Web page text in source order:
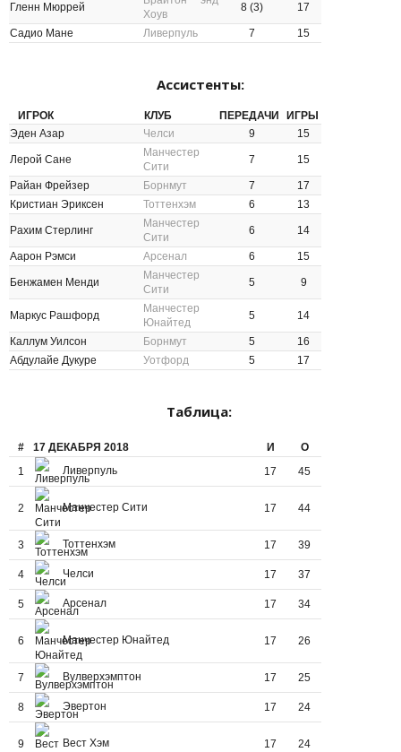
Гленн Мюррей
Хоув
8 (3) 17
Садио Мане Ливерпуль 7 15
Ассистенты:
ИГРОК КЛУБ ПЕРЕДАЧИ
ИГРЫ
Эден Азар
Челси 9 15
Лерой Сане
Манчестер
Сити
7 15
Райан Фрейзер Борнмут 7
17
Кристиан Эриксен
Тоттенхэм 6 13
Рахим Стерлинг
Манчестер
Сити
6 14
Аарон Рэмси Арсенал 6 15
Бенжамен Менди
Манчестер
Сити
5 9
Маркус Рашфорд
Манчестер
Юнайтед
5 14
Каллум Уилсон Борнмут 5
16
Абдулайе Дукуре
Уотфорд 5 17
Таблица:
# 17 ДЕКАБРЯ 2018 И
О
1
Ливерпуль 17 45
2 Манчестер Сити 17 44
3 Тоттенхэм 17 39
4 Челси 17 37
5 Арсенал 17 34
6 Манчестер Юнайтед 17 26
7 Вулверхэмптон 17 25
8 Эвертон 17 24
9 Вест Хэм 17 24